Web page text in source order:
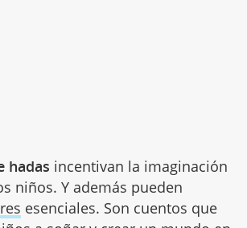
hadas incentivan la imaginación
niños. Y además pueden
esenciales. Son cuentos que